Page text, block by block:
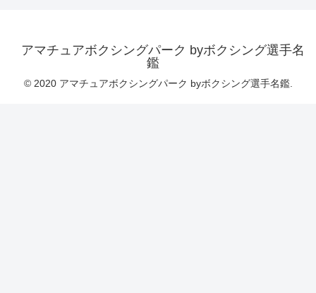
アマチュアボクシングパーク byボクシング選手名
鑑
© 2020 アマチュアボクシングパーク byボクシング選手名鑑.